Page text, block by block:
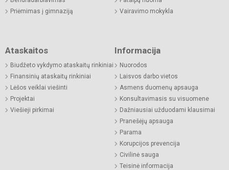
Priėmimas į gimnaziją
Vairavimo mokykla
Ataskaitos
Biudžeto vykdymo ataskaitų rinkiniai
Finansinių ataskaitų rinkiniai
Lėšos veiklai viešinti
Projektai
Viešieji pirkimai
Informacija
Nuorodos
Laisvos darbo vietos
Asmens duomenų apsauga
Konsultavimasis su visuomene
Dažniausiai užduodami klausimai
Pranešėjų apsauga
Parama
Korupcijos prevencija
Civilinė sauga
Teisinė informacija